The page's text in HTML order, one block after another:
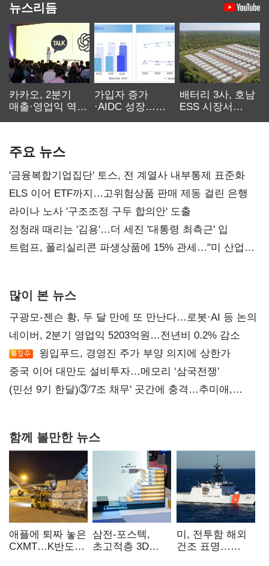
뉴스리듬
카카오, 2분기
매출·영업익 역대
가입자 증가
·AIDC 성장…
배터리 3사, 호남
ESS 시장서
주요 뉴스
'금융복합기업집단' 토스, 전 계열사 내부통제 표준화
ELS 이어 ETF까지…고위험상품 판매 제동 걸린 은행
라이나 노사 '구조조정 구두 합의안' 도출
정청래 때리는 '김용'…더 세진 '대통령 최측근' 입
트럼프, 폴리실리콘 파생상품에 15% 관세…"미 산업
많이 본 뉴스
구광모-젠슨 황, 두 달 만에 또 만난다…로봇·AI 등 논의
네이버, 2분기 영업익 5203억원…전년비 0.2% 감소
윙입푸드, 경영진 주가 부양 의지에 상한가
중국 이어 대만도 설비투자…메모리 ‘삼국전쟁’
(민선 9기 한달)③'7조 채무' 곳간에 충격…추미애,
함께 볼만한 뉴스
애플에 퇴짜 놓은
CXMT…K반도체
삼전-포스텍,
초고적층 3D
미, 전투함 해외
건조 표명…